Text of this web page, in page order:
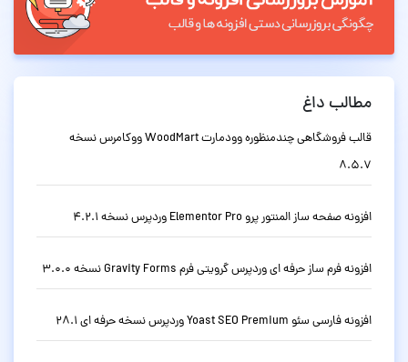
مطالب داغ
قالب فروشگاهی چندمنظوره وودمارت WoodMart ووکامرس نسخه
8.5.7
افزونه صفحه ساز المنتور پرو Elementor Pro وردپرس نسخه 4.2.1
افزونه فرم ساز حرفه ای وردپرس گرویتی فرم Gravity Forms نسخه 3.0.0
افزونه فارسی سئو Yoast SEO Premium وردپرس نسخه حرفه ای 28.1